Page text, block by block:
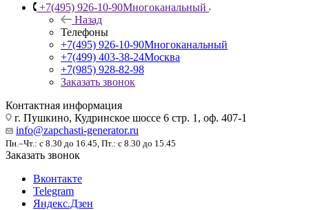
+7(495) 926-10-90Многоканальный
Назад
Телефоны
+7(495) 926-10-90Многоканальный
+7(499) 403-38-24Москва
+7(985) 928-82-98
Заказать звонок
Контактная информация
г. Пушкино, Кудринское шоссе 6 стр. 1, оф. 407-1
info@zapchasti-generator.ru
Пн.–Чт.: с 8.30 до 16.45, Пт.: с 8.30 до 15.45
Заказать звонок
Вконтакте
Telegram
Яндекс.Дзен